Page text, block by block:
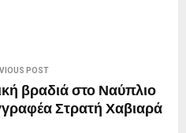
POST
βραδιά στο Ναύπλιο
Στρατή Χαβιαρά